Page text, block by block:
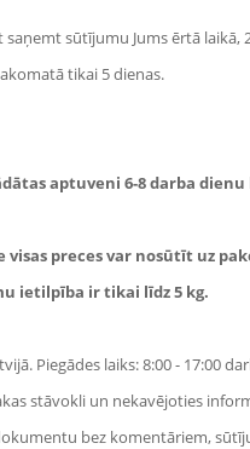
saņemt sūtījumu Jums ērtā laikā,
tikai 5 dienas.
aptuveni 6-8 darba
visas preces var nosūtīt uz
ietilpība ir tikai līdz 5 kg.
Piegādes laiks: 8:00 - 17:00
stāvokli un nekavējoties
bez komentāriem,